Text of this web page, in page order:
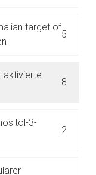
target of
5
aktivierte
8
3-
2
Seite ist deren
dort ggf. andere
Zur Seite